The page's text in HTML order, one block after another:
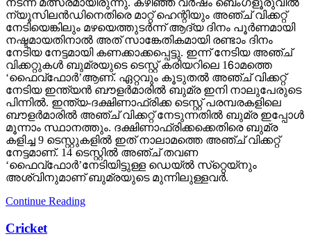
നടന്ന മത്സരമായിരുന്നു. കഴിഞ്ഞ വര്‍ഷം ബെംഗളൂരുവില്‍
ന്യൂസിലന്‍ഡിനെതിരെ മാറ്റ് ഹെന്റിയും അഞ്ച് വിക്കറ്റ്
നേടിയെങ്കിലും മഴയെത്തുടര്‍ന്ന് ആദ്യ ദിനം പൂര്‍ണമായി
നഷ്ടമായതിനാല്‍ അത് സാങ്കേതികമായി രണ്ടാം ദിനം
നേടിയ നേട്ടമായി കണക്കാക്കപ്പെട്ടു. ഇന്ന് നേടിയ അഞ്ച്
വിക്കറ്റുകള്‍ ബുമ്രയുടെ ടെസ്റ്റ് കരിയറിലെ 16ാമത്തെ
‘ഫൈവ്‌ഫോര്‍’ആണ്. ഏറ്റവും കൂടുതല്‍ അഞ്ച് വിക്കറ്റ്
നേടിയ ഇന്ത്യന്‍ ബൗളര്‍മാരില്‍ ബുമ്ര ഇനി നാലുപേരുടെ
പിന്നില്‍. ഇന്ത്യ-ദക്ഷിണാഫ്രിക്ക ടെസ്റ്റ് പരമ്പരകളിലെ
ബൗളര്‍മാരില്‍ അഞ്ച് വിക്കറ്റ് നേടുന്നതില്‍ ബുമ്ര ഇപ്പോള്‍
മൂന്നാം സ്ഥാനത്തും. ദക്ഷിണാഫ്രിക്കക്കെതിരെ ബുമ്ര
കളിച്ച 9 ടെസ്റ്റുകളില്‍ ഇത് നാലാമത്തെ അഞ്ച് വിക്കറ്റ്
നേട്ടമാണ്. 14 ടെസ്റ്റില്‍ അഞ്ച് തവണ
‘ഫൈവ്‌ഫോര്‍’നേടിയിട്ടുള്ള ഡെയ്ല്‍ സ്‌റ്റെയ്‌നും
അശ്വിനുമാണ് ബുമ്രയുടെ മുന്നിലുള്ളവര്‍.
Continue Reading
Cricket